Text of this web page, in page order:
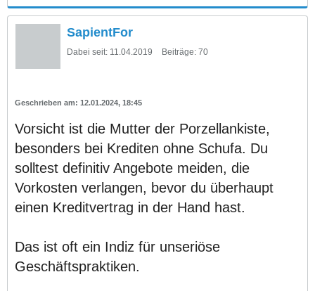
SapientFor
Dabei seit: 11.04.2019 Beiträge: 70
12.01.2024, 18:45
Vorsicht ist die Mutter der Porzellankiste,
besonders bei Krediten ohne Schufa. Du
solltest definitiv Angebote meiden, die
Vorkosten verlangen, bevor du überhaupt
einen Kreditvertrag in der Hand hast.
Das ist oft ein Indiz für unseriöse
Geschäftspraktiken.